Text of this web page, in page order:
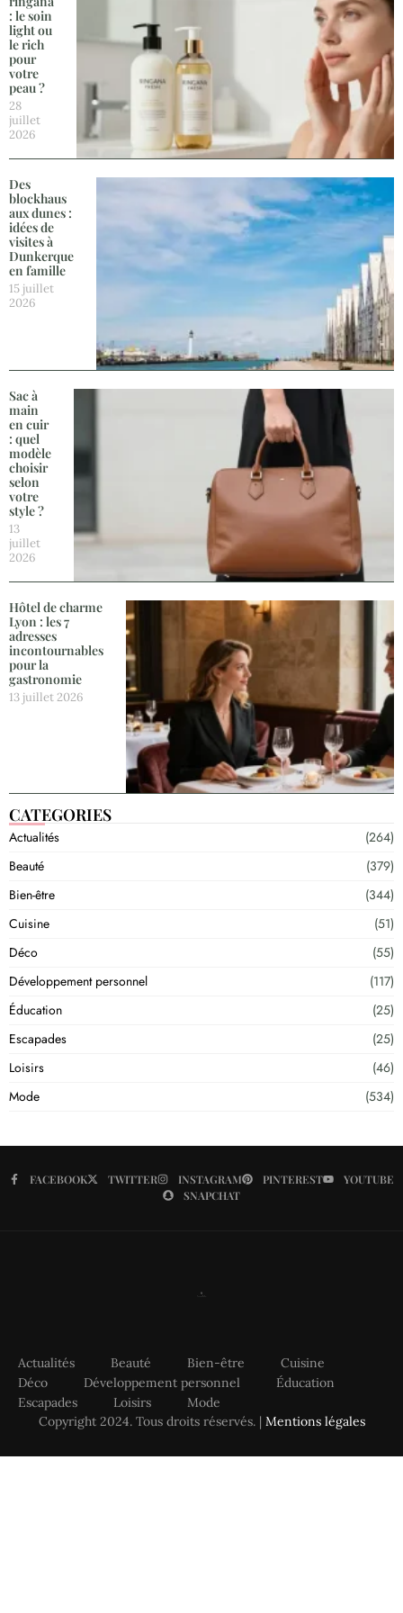
: le soin
light ou
le rich
pour
votre
peau ?
28
juillet
2026
Des
blockhaus
aux dunes :
idées de
visites à
Dunkerque
en famille
15 juillet
2026
Sac à
main
en cuir
: quel
modèle
choisir
selon
votre
style ?
13
juillet
2026
Hôtel de charme
Lyon : les 7
adresses
incontournables
pour la
gastronomie
13 juillet 2026
CATEGORIES
Actualités
(264)
Beauté
(379)
Bien-être
(344)
Cuisine
(51)
Déco
(55)
Développement personnel
(117)
Éducation
(25)
Escapades
(25)
Loisirs
(46)
Mode
(534)
FACEBOOK TWITTER INSTAGRAM PINTEREST
YOUTUBE
SNAPCHAT
Actualités Beauté Bien-être
Cuisine
Déco
Développement personnel
Éducation
Escapades
Loisirs
Mode
Copyright 2024. Tous droits réservés. | Mentions légales